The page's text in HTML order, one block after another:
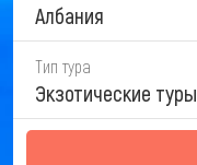
Албания
Тип тура
Экзотические туры